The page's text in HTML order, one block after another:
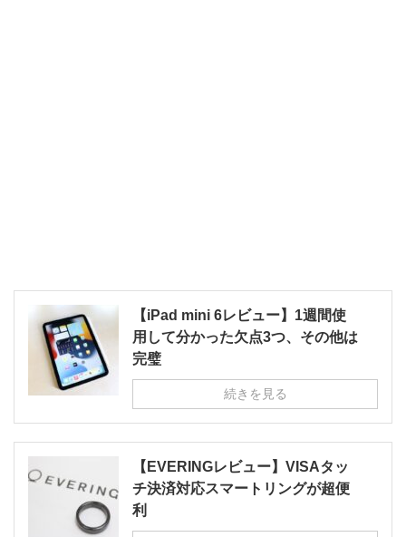
【iPad mini 6レビュー】1週間使
用して分かった欠点3つ、その他は
完璧
続きを見る
【EVERINGレビュー】VISAタッ
チ決済対応スマートリングが超便
利